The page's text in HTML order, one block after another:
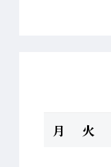
月
火